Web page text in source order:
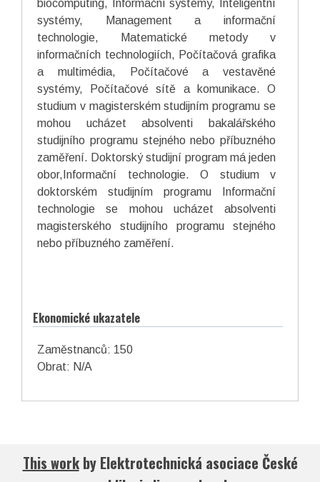
biocomputing, Informační systémy, Inteligentní
systémy, Management a informační
technologie, Matematické metody v
informačních technologiích, Počítačová grafika
a multimédia, Počítačové a vestavěné
systémy, Počítačové sítě a komunikace. O
studium v magisterském studijním programu se
mohou ucházet absolventi bakalářského
studijního programu stejného nebo příbuzného
zaměření. Doktorský studijní program má jeden
obor,Informační technologie. O studium v
doktorském studijním programu Informační
technologie se mohou ucházet absolventi
magisterského studijního programu stejného
nebo příbuzného zaměření.
Ekonomické ukazatele
Zaměstnanců: 150
Obrat: N/A
This workby Elektrotechnická asociace České